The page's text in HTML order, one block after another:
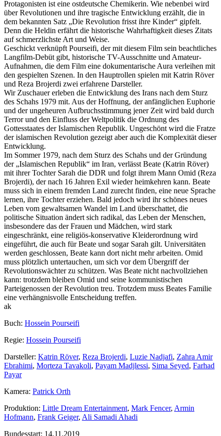
Protagonisten ist eine ostdeutsche Chemikerin. Wie nebenbei wird
über Revolutionen und ihre tragische Entwicklung erzählt, die in
dem bekannten Satz „Die Revolution frisst ihre Kinder“ gipfelt.
Denn die Heldin erfährt die historische Wahrhaftigkeit dieses Zitats
auf schmerzlichste Art und Weise.
Geschickt verknüpft Pourseifi, der mit diesem Film sein beachtliches
Langfilm-Debüt gibt, historische TV-Ausschnitte und Amateur-
Aufnahmen, die dem Film eine dokumentarische Aura verleihen mit
den gespielten Szenen. In den Hauptrollen spielen mit Katrin Röver
und Reza Brojerdi zwei erfahrene Darsteller.
Wir Zuschauer erleben die Entwicklung des Irans nach dem Sturz
des Schahs 1979 mit. Aus der Hoffnung, der anfänglichen Euphorie
und der ungeheuren Aufbruchsstimmung jener Zeit wird bald durch
Terror und den Einfluss der Weltpolitik die Ordnung des
Gottesstaates der Islamischen Republik. Ungeschönt wird die Fratze
der islamischen Revolution gezeigt aber auch die Komplexität dieser
Entwicklung.
Im Sommer 1979, nach dem Sturz des Schahs und der Gründung
der „Islamischen Republik“ im Iran, verlässt Beate (Katrin Röver)
mit ihrer Tochter Sarah die DDR und folgt ihrem Mann Omid (Reza
Brojerdi), der nach 16 Jahren Exil wieder heimkehren kann. Beate
muss sich in einem fremden Land zurecht finden, eine neue Sprache
lernen, ihre Tochter erziehen. Bald jedoch wird ihr schönes neues
Leben vom gewaltsamen Wandel im Land überschattet, die
politische Situation ändert sich radikal, das Leben der Menschen,
insbesondere das der Frauen und Mädchen, wird stark
eingeschränkt, eine religiös-konservative Kleiderordnung wird
eingeführt, die auch für Beate und sogar Sarah gilt. Universitäten
werden geschlossen, Beate kann dort nicht mehr arbeiten. Omid
muss plötzlich untertauchen, um sich vor dem Übergriff der
Revolutionswächter zu schützen. Was Beate nicht nachvollziehen
kann: trotzdem bleiben Omid und seine kommunistischen
Parteigenossen der Revolution treu. Trotzdem muss Beates Familie
eine verhängnisvolle Entscheidung treffen.
ak
Buch: Hossein Pourseifi
Regie: Hossein Pourseifi
Darsteller: Katrin Röver, Reza Brojerdi, Luzie Nadjafi, Zahra Amir
Ebrahimi, Morteza Tavakoli, Payam Madjlessi, Sima Seyed, Farhad
Payar
Kamera: Patrick Orth
Produktion: Little Dream Entertainment, Mark Fencer, Armin
Hofmann, Frank Geiger, Ali Samadi Ahadi
Bundesstart: 14.11.2019